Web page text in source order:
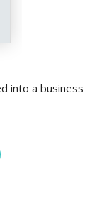
into a business